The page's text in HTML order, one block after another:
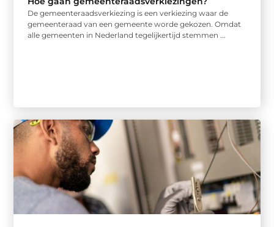
De gemeenteraadsverkiezing is een verkiezing waar de
gemeenteraad van een gemeente worde gekozen. Omdat
alle gemeenten in Nederland tegelijkertijd stemmen ...